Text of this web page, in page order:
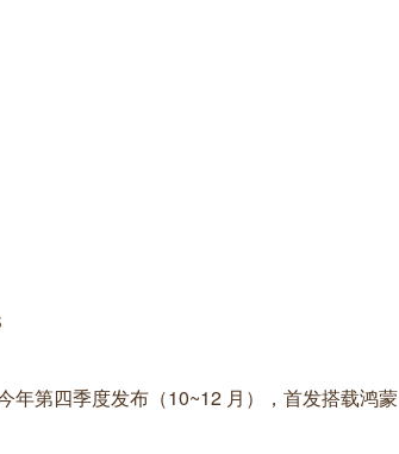
年第四季度发布（10~12 月），首发搭载鸿蒙